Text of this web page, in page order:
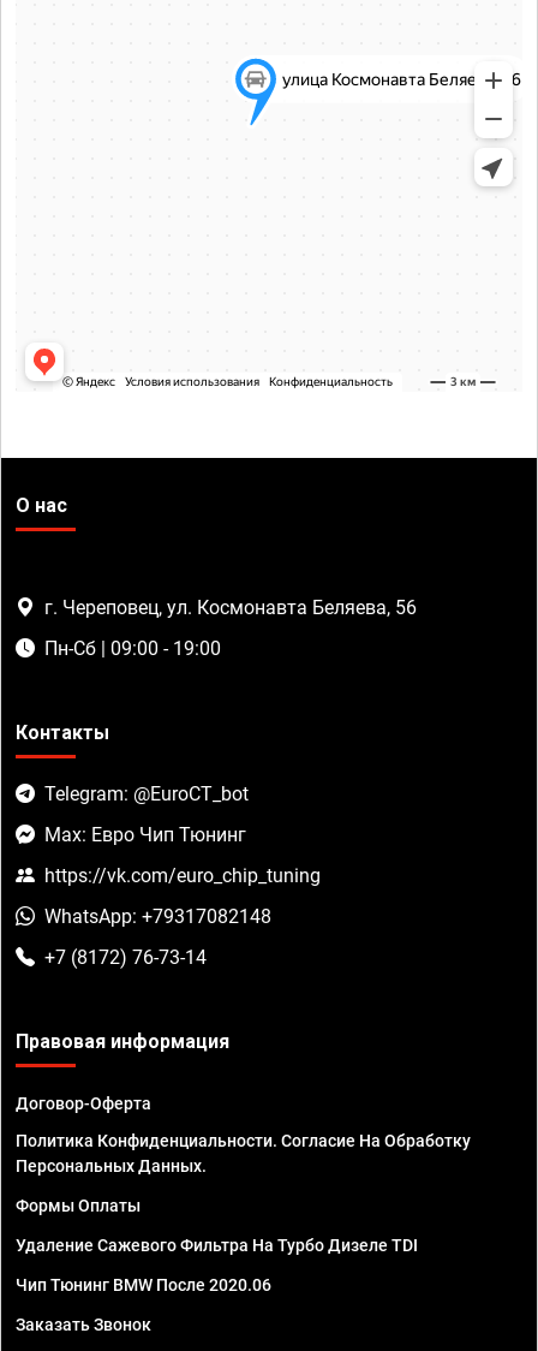
О нас
г. Череповец, ул. Космонавта Беляева, 56
Пн-Сб | 09:00 - 19:00
Контакты
Telegram: @EuroCT_bot
Max: Евро Чип Тюнинг
https://vk.com/euro_chip_tuning
WhatsApp: +79317082148
+7 (8172) 76-73-14
Правовая информация
Договор-Оферта
Политика Конфиденциальности. Согласие На Обработку
Персональных Данных.
Формы Оплаты
Удаление Сажевого Фильтра На Турбо Дизеле TDI
Чип Тюнинг BMW После 2020.06
Заказать Звонок